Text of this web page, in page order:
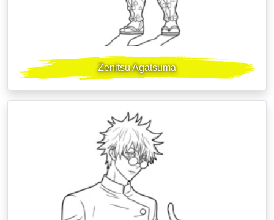
Zenitsu Agatsuma